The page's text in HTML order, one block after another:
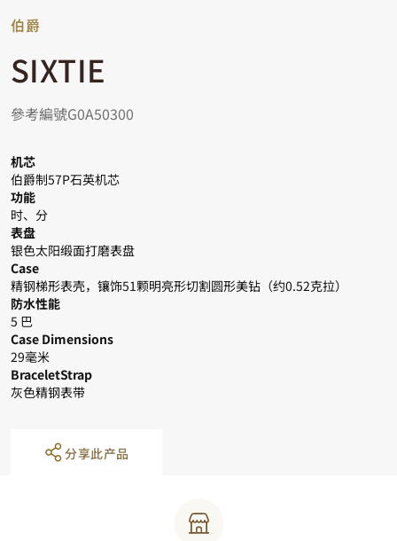
伯爵
SIXTIE
參考編號G0A50300
机芯
伯爵制57P石英机芯
功能
时、分
表盘
银色太阳缎面打磨表盘
Case
精钢梯形表壳，镶饰51颗明亮形切割圆形美钻（约0.52克拉）
防水性能
5 巴
Case Dimensions
29毫米
BraceletStrap
灰色精钢表带
分享此产品